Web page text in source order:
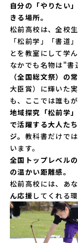
自分の「やりたい
きる場所。
松前高校は、全校
「松前学」「書道
とを教室にして学ん
なかでも名物は"書
（全国総文祭）の
大臣賞）に輝いた
も、ここでは誰も
地域探究「松前学
で活躍する大人た
ジ。 教科書だけで
います。
全国トップレベル
の温かい距離感。
松前高校には、あ
ん応援 してくれる